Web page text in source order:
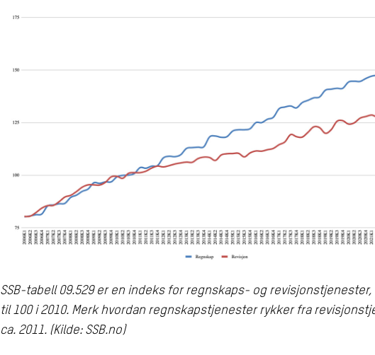
SSB-tabell 09.529 er en indeks for regnskaps- og
til 100 i 2010. Merk hvordan regnskapstjenester rykker fra
ca. 2011. (Kilde: SSB.no)